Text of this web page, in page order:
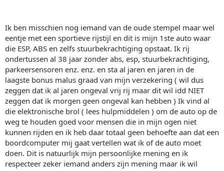
Ik ben misschien nog iemand van de oude stempel maar wel
eentje met een sportieve rijstijl en dit is mijn 1ste auto waar
die ESP, ABS en zelfs stuurbekrachtiging opstaat. Ik rij
ondertussen al 38 jaar zonder abs, esp, stuurbekrachtiging,
parkeersensoren enz. enz. en sta al jaren en jaren in de
laagste bonus malus graad van mijn verzekering ( wil dus
zeggen dat ik al jaren ongeval vrij rij maar dit wil idd NIET
zeggen dat ik morgen geen ongeval kan hebben ) Ik vind al
die elektronische brol ( lees hulpmiddelen ) om de auto op de
weg te houden goed voor mensen die in mijn ogen niet
kunnen rijden en ik heb daar totaal geen behoefte aan dat een
boordcomputer mij gaat vertellen wat ik of de auto moet
doen. Dit is natuurlijk mijn persoonlijke mening en ik
respecteer zeker iemand anders zijn mening maar ik wil